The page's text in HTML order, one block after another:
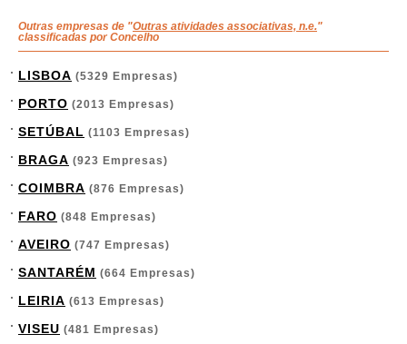
Outras empresas de "Outras atividades associativas, n.e."
classificadas por Concelho
LISBOA (5329 Empresas)
PORTO (2013 Empresas)
SETÚBAL (1103 Empresas)
BRAGA (923 Empresas)
COIMBRA (876 Empresas)
FARO (848 Empresas)
AVEIRO (747 Empresas)
SANTARÉM (664 Empresas)
LEIRIA (613 Empresas)
VISEU (481 Empresas)